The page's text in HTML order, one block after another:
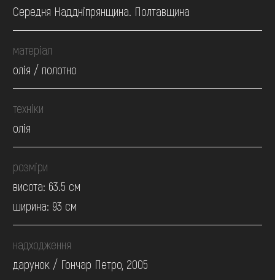
Середня Наддніпрянщина. Полтавщина
матеріал
олія / полотно
техніки
олія
розміри
висота: 63.5 см
ширина: 93 см
надходження
дарунок / Гончар Петро, 2005